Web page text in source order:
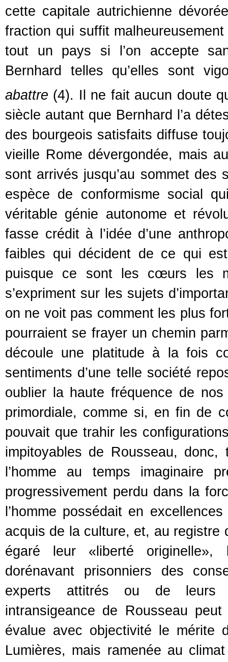
cette capitale autrichienne
fraction qui suffit
tout un pays si l’on accepte
Bernhard telles qu’elles sont
abattre (4). Il ne fait aucun doute
siècle autant que Bernhard l’a
des bourgeois satisfaits diffuse
vieille Rome dévergondée, mais
sont arrivés jusqu’au sommet
espèce de conformisme social
véritable génie autonome et
fasse crédit à l’idée d’une
faibles qui décident de ce qui
puisque ce sont les cœurs les
s’expriment sur les sujets
on ne voit pas comment les plus
pourraient se frayer un chemin
découle une platitude à la fois
sentiments d’une telle société
oublier la haute fréquence de
primordiale, comme si, en fin de
pouvait que trahir les
impitoyables de Rousseau,
l’homme au temps imaginaire
progressivement perdu dans la
l’homme possédait en
acquis de la culture, et, au registre
égaré leur «liberté
dorénavant prisonniers des
experts attitrés ou de leurs
intransigeance de Rousseau
évalue avec objectivité le mérite
Lumières, mais ramenée au